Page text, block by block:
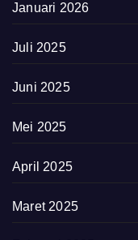
Januari 2026
Juli 2025
Juni 2025
Mei 2025
April 2025
Maret 2025